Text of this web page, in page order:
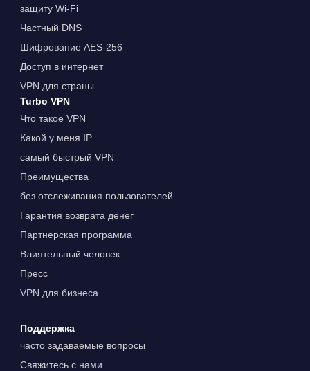
защиту Wi-Fi
Частный DNS
Шифрование AES-256
Доступ в интернет
VPN для страны
Turbo VPN
Что такое VPN
Какой у меня IP
самый быстрый VPN
Преимущества
без отслеживания пользователей
Гарантия возврата денег
Партнерская программа
Влиятельный человек
Пресс
VPN для бизнеса
Поддержка
часто задаваемые вопросы
Свяжитесь с нами